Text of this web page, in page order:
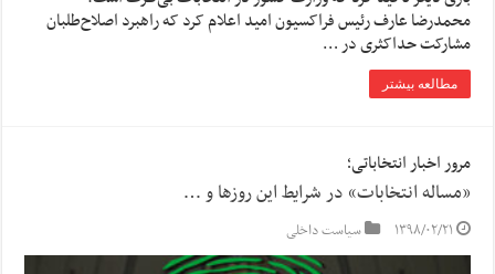
محمدرضا عارف رئیس فراکسیون امید اعلام کرد که راهبرد اصلاح‌طلبان
مشارکت حداکثری در …
مطالعه بیشتر
مرور اخبار انتخاباتی؛
«مساله انتخابات» در شرایط این روزها و …
۱۳۹۸/۰۲/۲۱ سیاست داخلی